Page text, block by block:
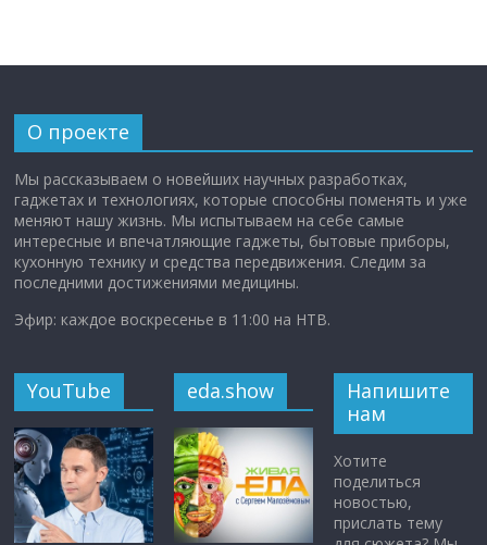
О проекте
Мы рассказываем о новейших научных разработках,
гаджетах и технологиях, которые способны поменять и уже
меняют нашу жизнь. Мы испытываем на себе самые
интересные и впечатляющие гаджеты, бытовые приборы,
кухонную технику и средства передвижения. Следим за
последними достижениями медицины.
Эфир: каждое воскресенье в 11:00 на НТВ.
YouTube eda.show
Напишите
нам
Хотите
поделиться
новостью,
прислать тему